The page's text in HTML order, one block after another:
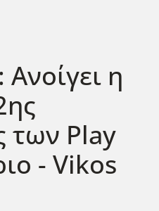
η
των Play
- Vikos